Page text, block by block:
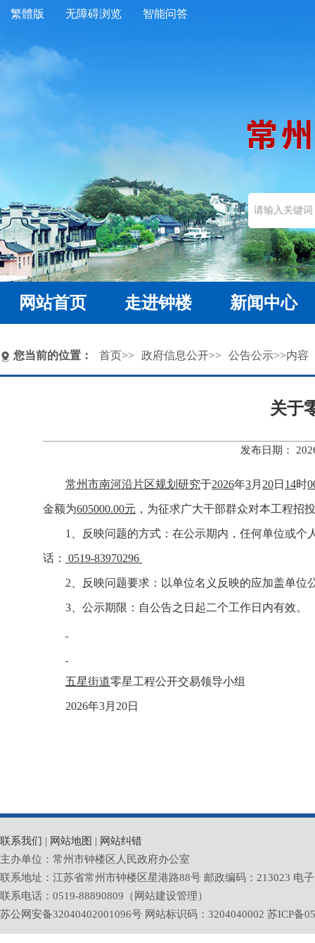
繁體版 无障碍浏览 智能问答
网站首页 走进钟楼 新闻中心
您当前的位置： 首页>> 政府信息公开>> 公告公示>>内容
关于
发布日期：
常州市南河沿片区规划研究于2026年3月 20日 14时
金额为605000.00元 ，为征求广大干部群众对本工程招
1、反映问题的方式：在公示期内，任何单位或
话： 0519-83970296
2、反映问题要求：以单位名义反映的应加盖单
3、公示期限：自公告之日起二个工作日内有效。
五星街道零星工程公开交易领导小组
2026年3月20日
联系我们 | 网站地图 | 网站纠错
主办单位：常州市钟楼区人民政府办公室
联系地址：江苏省常州市钟楼区星港路88号 邮政编码：213023 电
联系电话：0519-88890809（网站建设管理）
苏公网安备32040402001096号 网站标识码：3204040002 苏ICP备